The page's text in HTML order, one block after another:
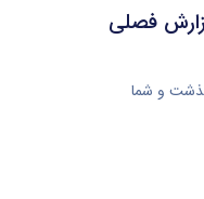
فصلی
گذشت و شما